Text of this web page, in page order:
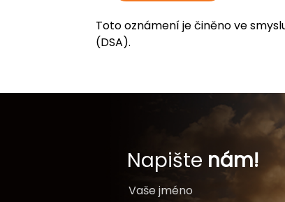
Toto oznámení je činěno ve
(DSA).
Napište nám!